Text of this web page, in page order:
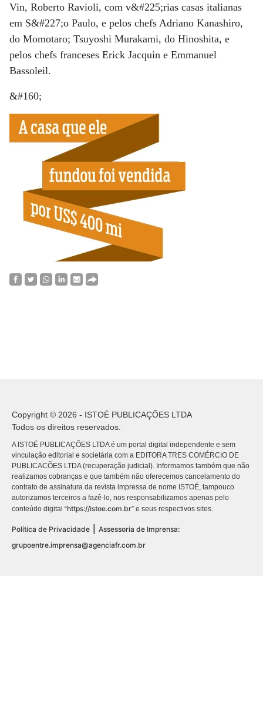
Vin, Roberto Ravioli, com v&#225;rias casas italianas
em S&#227;o Paulo, e pelos chefs Adriano Kanashiro,
do Momotaro; Tsuyoshi Murakami, do Hinoshita, e
pelos chefs franceses Erick Jacquin e Emmanuel
Bassoleil.
&#160;
Copyright © 2026 - ISTOÉ PUBLICAÇÕES LTDA
Todos os direitos reservados.
A ISTOÉ PUBLICAÇÕES LTDA é um portal digital independente e sem
vinculação editorial e societária com a EDITORA TRES COMÉRCIO DE
PUBLICACÕES LTDA (recuperação judicial). Informamos também que não
realizamos cobranças e que também não oferecemos cancelamento do
contrato de assinatura da revista impressa de nome ISTOÉ, tampouco
autorizamos terceiros a fazê-lo, nos responsabilizamos apenas pelo
conteúdo digital “https://istoe.com.br” e seus respectivos sites.
Política de Privacidade | Assessoria de Imprensa:
grupoentre.imprensa@agenciafr.com.br